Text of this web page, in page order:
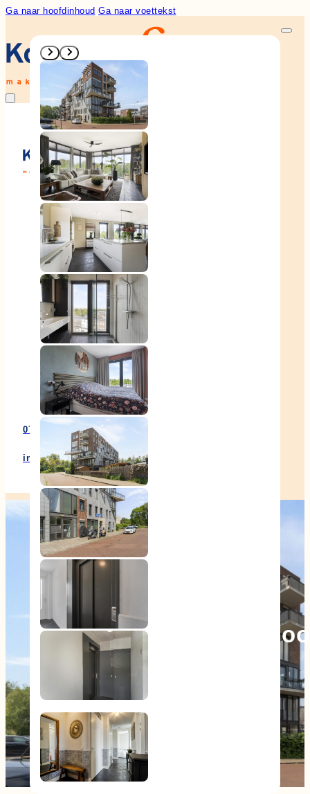
Ga naar hoofdinhoud Ga naar voettekst
Woningaanbod
Aankoop
Verkoop
Diensten
Over ons
Klantenervaringen
Documenten
Contact
070 – 346 84 00
info@korporaalenbertels.nl
Hendrik van
€ 500.000,- k.k.